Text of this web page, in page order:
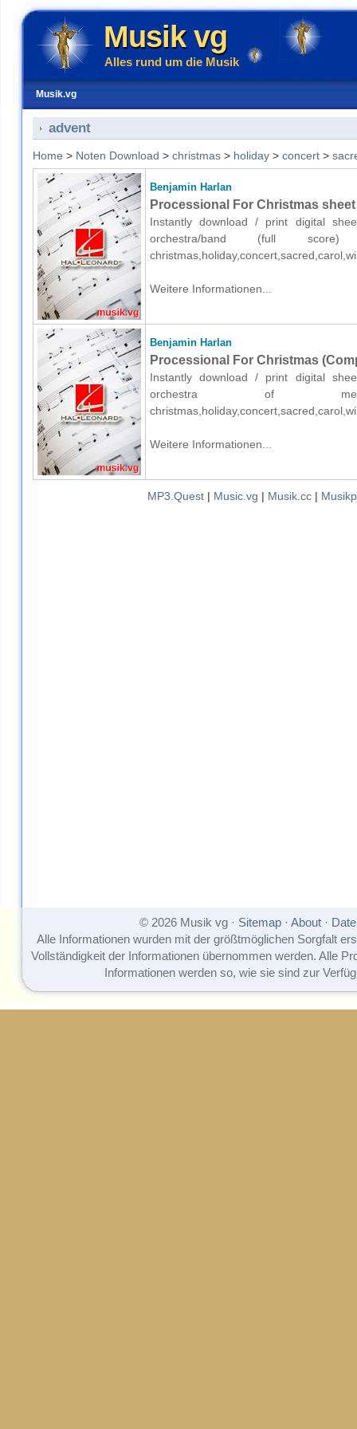
Musik vg
Alles rund um die Musik
Musik.vg
advent
Home > Noten Download > christmas> holiday> concert>
Benjamin Harlan
Processional For Christmas
Instantly download / print digital
orchestra/band (full
Weitere Informationen...
Benjamin Harlan
Processional For Christmas
Instantly download / print digital
orchestra of
Weitere Informationen...
MP3.Quest| Music.vg | Musik.cc|
© 2026 Musik vg · Sitemap· About·
Alle Informationen wurden mit der größtmöglichen Sorgfalt
Vollständigkeit der Informationen übernommen werden. Alle
Informationen werden so, wie sie sind zur